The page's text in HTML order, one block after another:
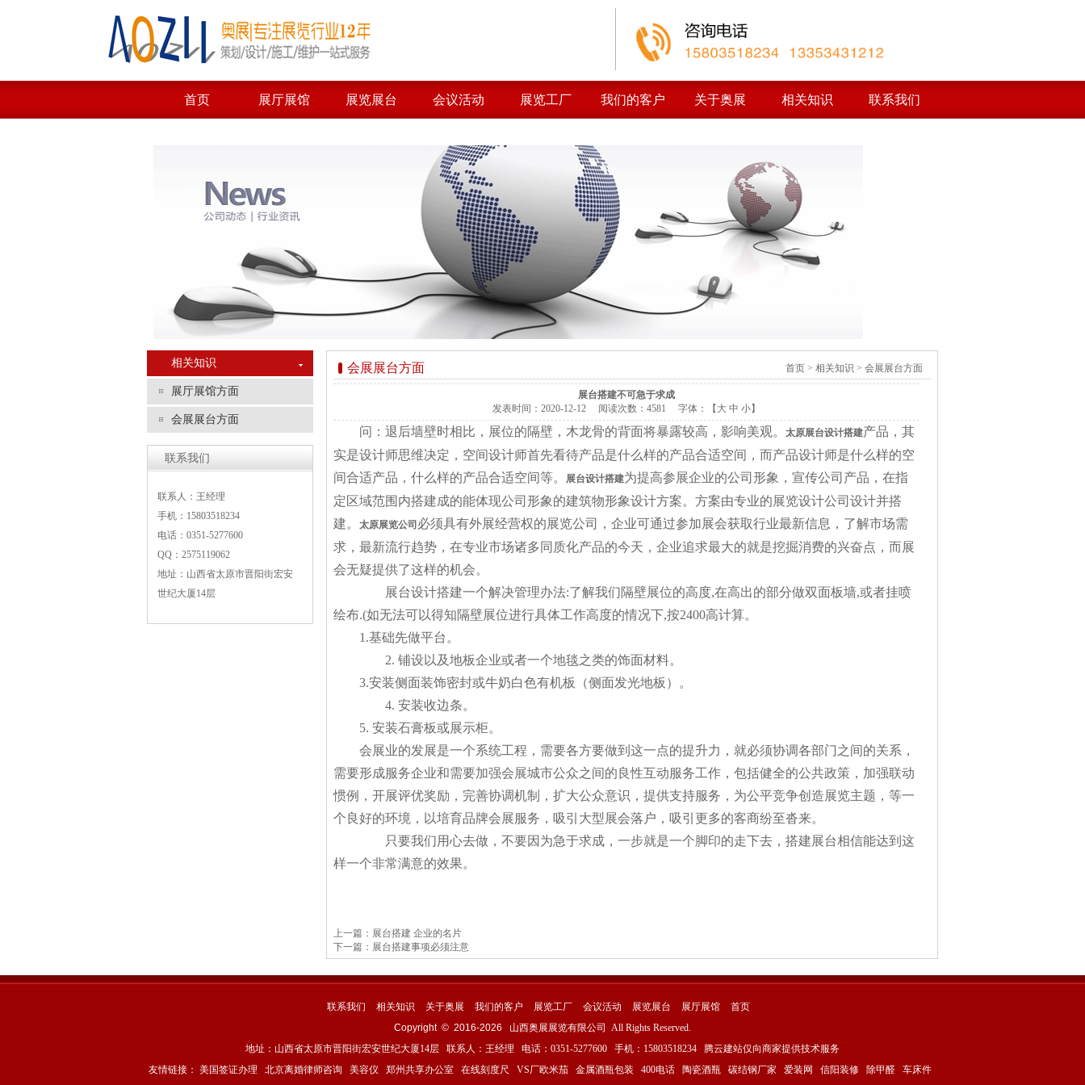
首页 展厅展馆 展览展台 会议活动 展览工厂 我们的客户 关于奥展 相关知识 联系我们
相关知识
展厅展馆方面
会展展台方面
联系我们
联系人：王经理
手机：15803518234
电话：0351-5277600
QQ：2575119062
地址：山西省太原市晋阳街宏安
世纪大厦14层
会展展台方面 首页 > 相关知识 > 会展展台方面
展台搭建不可急于求成
发表时间： 2020-12-12 阅读次数： 4581 字体：【 大 中 小】
问：退后墙壁时相比，展位的隔壁，木龙骨的背面将暴露较高，影响美观。 太原展台设计搭建产品，其
实是设计师思维决定，空间设计师首先看待产品是什么样的产品合适空间，而产品设计师是什么样的空
间合适产品，什么样的产品合适空间等。
展台设计搭建为提高参展企业的公司形象，宣传公司产品，在指
定区域范围内搭建成的能体现公司形象的建筑物形象设计方案。方案由专业的展览设计公司设计并搭
建。
太原展览公司 必须具有外展经营权的展览公司，企业可通过参加展会获取行业最新信息，了解市场需
求，最新流行趋势，在专业市场诸多同质化产品的今天，企业追求最大的就是挖掘消费的兴奋点，而展
会无疑提供了这样的机会。
展台设计搭建一个解决管理办法:了解我们隔壁展位的高度,在高出的部分做双面板墙,或者挂喷
绘布.(如无法可以得知隔壁展位进行具体工作高度的情况下,按2400高计算。
1.基础先做平台。
2. 铺设以及地板企业或者一个地毯之类的饰面材料。
3.安装侧面装饰密封或牛奶白色有机板（侧面发光地板）。
4. 安装收边条。
5. 安装石膏板或展示柜。
会展业的发展是一个系统工程，需要各方要做到这一点的提升力，就必须协调各部门之间的关系，
需要形成服务企业和需要加强会展城市公众之间的良性互动服务工作，包括健全的公共政策，加强联动
惯例，开展评优奖励，完善协调机制，扩大公众意识，提供支持服务，为公平竞争创造展览主题，等一
个良好的环境，以培育品牌会展服务，吸引大型展会落户，吸引更多的客商纷至沓来。
只要我们用心去做，不要因为急于求成，一步就是一个脚印的走下去，搭建展台相信能达到这
样一个非常满意的效果。
上一篇： 展台搭建 企业的名片
下一篇： 展台搭建事项必须注意
联系我们 相关知识 关于奥展 我们的客户 展览工厂 会议活动 展览展台 展厅展馆
首页
Copyright © 2016-2026
山西奥展展览有限公司 All Rights Reserved.
地址：山西省太原市晋阳街宏安世纪大厦14层 联系人：王经理 电话：0351-5277600 手机：15803518234 腾云建站仅向商家提供技术服务
友情链接： 美国签证办理 北京离婚律师咨询 美容仪 郑州共享办公室 在线刻度尺 VS厂欧米茄 金属酒瓶包装 400电话 陶瓷酒瓶 碳结钢厂家 爱装网 信阳装修 除甲醛 车床件